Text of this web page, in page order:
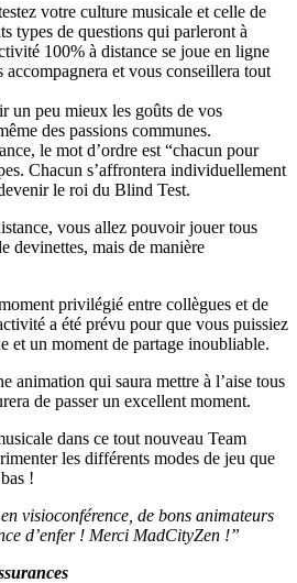
votre culture musicale et celle de
types de questions qui parleront à
100% à distance se joue en ligne
et vous conseillera tout
un peu mieux les goûts de vos
des passions communes.
le mot d’ordre est “chacun pour
Chacun s’affrontera individuellement
le roi du Blind Test.
vous allez pouvoir jouer tous
devinettes, mais de manière
privilégié entre collègues et de
a été prévu pour que vous puissiez
et un moment de partage inoubliable.
animation qui saura mettre à l’aise tous
de passer un excellent moment.
dans ce tout nouveau Team
les différents modes de jeu que
!
visioconférence, de bons animateurs
d’enfer ! Merci MadCityZen !”